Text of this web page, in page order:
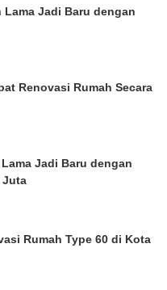
Lama Jadi Baru dengan
Renovasi Rumah Secara
Jadi Baru dengan
Juta
Rumah Type 60 di Kota